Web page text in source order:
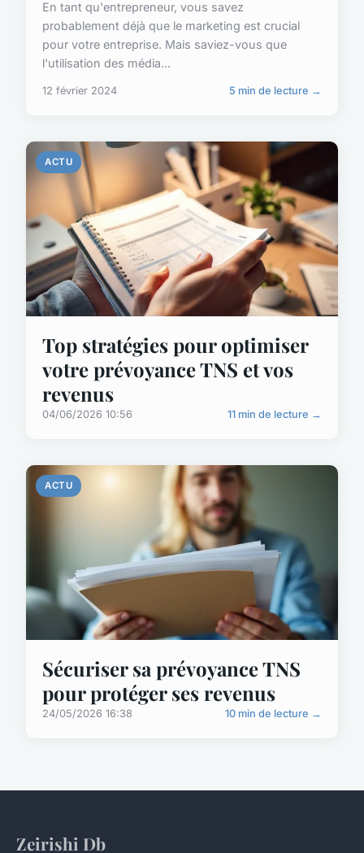
En tant qu'entrepreneur, vous savez
probablement déjà que le marketing est crucial
pour votre entreprise. Mais saviez-vous que
l'utilisation des média...
12 février 2024 5 min de lecture →
ACTU
Top stratégies pour optimiser
votre prévoyance TNS et vos
revenus
04/06/2026 10:56 11 min de lecture →
ACTU
Sécuriser sa prévoyance TNS
pour protéger ses revenus
24/05/2026 16:38 10 min de lecture →
Zeirishi Db